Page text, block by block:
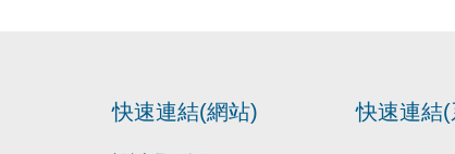
快速連結(網站) 快速連結(